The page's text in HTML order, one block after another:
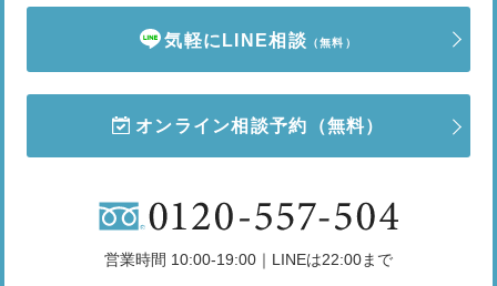
気軽にLINE相談 （無料）
オンライン相談予約 （無料）
営業時間 10:00-19:00｜LINEは22:00まで